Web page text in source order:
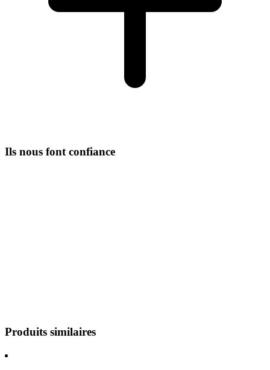
Ils nous font confiance
Produits similaires